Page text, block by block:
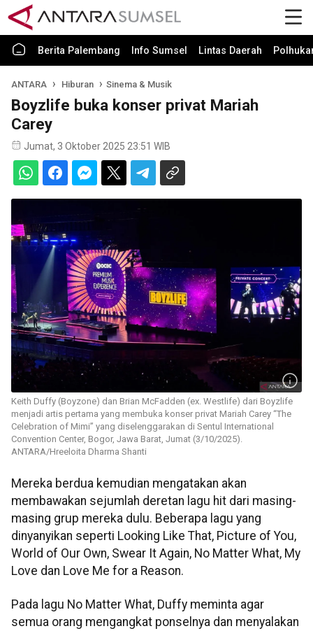
Berita Palembang Info Sumsel Lintas Daerah
ANTARA Hiburan Sinema & Musik
Boyzlife buka konser privat Mariah
Carey
Jumat, 3 Oktober 2025 23:51 WIB
Keith Duffy (Boyzone) dan Brian McFadden (ex. Westlife) dari Boyzlife
menjadi artis pertama yang membuka konser privat Mariah Carey “The
Celebration of Mimi” yang diselenggarakan di Sentul International
Convention Center, Bogor, Jawa Barat, Jumat (3/10/2025).
ANTARA/Hreeloita Dharma Shanti
Mereka berdua kemudian mengatakan akan
membawakan sejumlah deretan lagu hit dari masing-
masing grup mereka dulu. Beberapa lagu yang
dinyanyikan seperti Looking Like That, Picture of You,
World of Our Own, Swear It Again, No Matter What, My
Love dan Love Me for a Reason.
Pada lagu No Matter What, Duffy meminta agar
semua orang mengangkat ponselnya dan menyalakan